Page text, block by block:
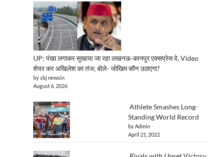
UP: पंखा लगाकर सुखाया जा रहा लखनऊ-कानपुर एक्सप्रेस वे, Video
शेयर कर अखिलेश का तंज; बोले- जोखिम कौन उठाएगा?
by sbj newsin
August 6, 2026
Athlete Smashes Long-
Standing World Record
by Admin
April 21, 2022